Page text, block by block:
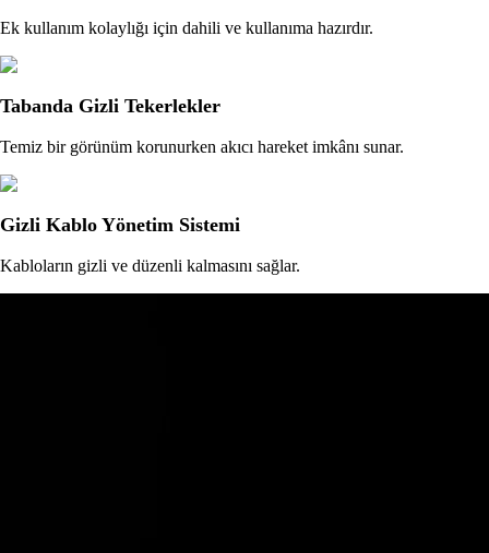
Ek kullanım kolaylığı için dahili ve kullanıma hazırdır.
Tabanda Gizli Tekerlekler
Temiz bir görünüm korunurken akıcı hareket imkânı sunar.
Gizli Kablo Yönetim Sistemi
Kabloların gizli ve düzenli kalmasını sağlar.